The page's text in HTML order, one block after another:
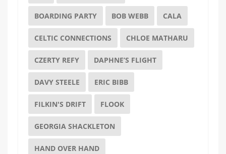
BOARDING PARTY BOB WEBB CALA
CELTIC CONNECTIONS CHLOE MATHARU
CZERTY REFY DAPHNE’S FLIGHT
DAVY STEELE ERIC BIBB
FILKIN'S DRIFT FLOOK
GEORGIA SHACKLETON
HAND OVER HAND